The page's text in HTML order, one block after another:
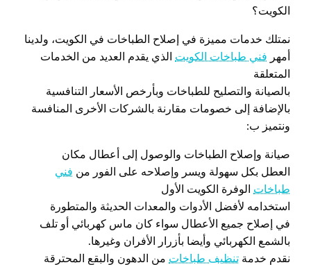
الكويت؟
نمتلك خدمات مميزة في إصلاح الطباخات في الكويت، ولدينا
أمهر فني طباخات الكويت الذي يقدم العديد من الخدمات
المتعلقة
بالصيانة والتصليح للطباخات وبأرخص الأسعار التنافسية
بالإضافة إلى خصومات مقارنة بالشركات الأخرى المنافسة
ونتميز ب:
صيانة وإصلاح الطباخات والوصول إلى أعطال مكان
العطل بكل سهولة ويسر وإصلاحه على الفور من فني
طباخات الوفرة الكويت الأول
استخدامه لأفضل الأدوات والمعدات الحديثة والمتطورة
في إصلاح جميع الأعطال سواء كان ماس كهربائي أو تلف
بالشمع الكهربائي وأيضا بأزرار الأفران وغيرها.
نقدم خدمة تنظيف طباخات من الدهون والبقع المحترقة